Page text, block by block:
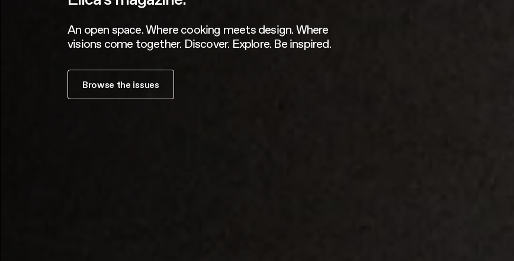
An open space. Where cooking meets design. Where
visions come together. Discover. Explore. Be inspired.
Browse the issues